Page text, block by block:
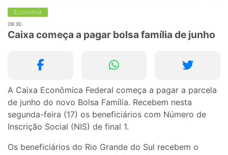
Economia
09:30
Caixa começa a pagar bolsa família de junho
A Caixa Econômica Federal começa a pagar a parcela
de junho do novo Bolsa Família. Recebem nesta
segunda-feira (17) os beneficiários com Número de
Inscrição Social (NIS) de final 1.
Os beneficiários do Rio Grande do Sul recebem o